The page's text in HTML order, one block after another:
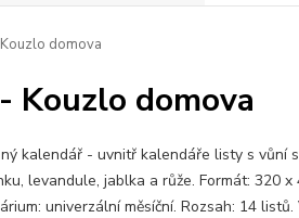
domova
Kouzlo domova
kalendář - uvnitř kalendáře listy s vůní
levandule, jablka a růže. Formát: 320 x
univerzální měsíční. Rozsah: 14